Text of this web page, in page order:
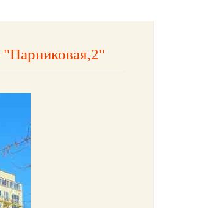
"Парниковая,2"